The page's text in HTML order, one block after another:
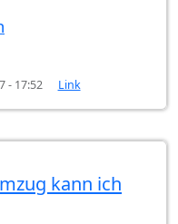
- 17:52 Link
kann ich